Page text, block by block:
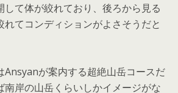
して体が絞れており、後ろから見る
れてコンディションがよさそうだと
Ansyanが案内する超絶山岳コースだ
南岸の山岳くらいしかイメージがな